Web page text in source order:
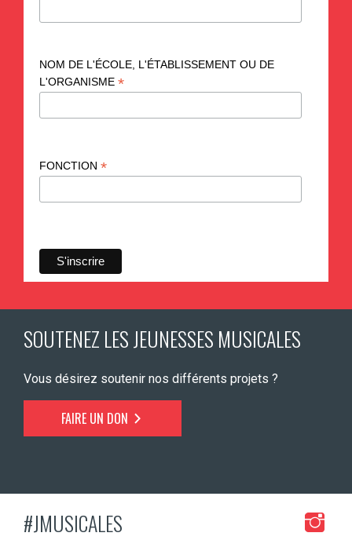
NOM DE L'ÉCOLE, L'ÉTABLISSEMENT OU DE
L'ORGANISME *
FONCTION *
SOUTENEZ LES JEUNESSES MUSICALES
Vous désirez soutenir nos différents projets ?
FAIRE UN DON
#JMUSICALES